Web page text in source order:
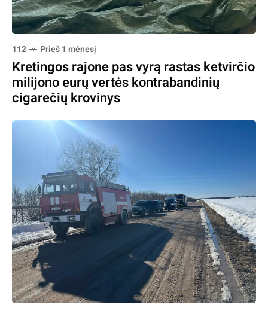
112 Prieš 1 mėnesį
Kretingos rajone pas vyrą rastas ketvirčio
milijono eurų vertės kontrabandinių
cigarečių krovinys